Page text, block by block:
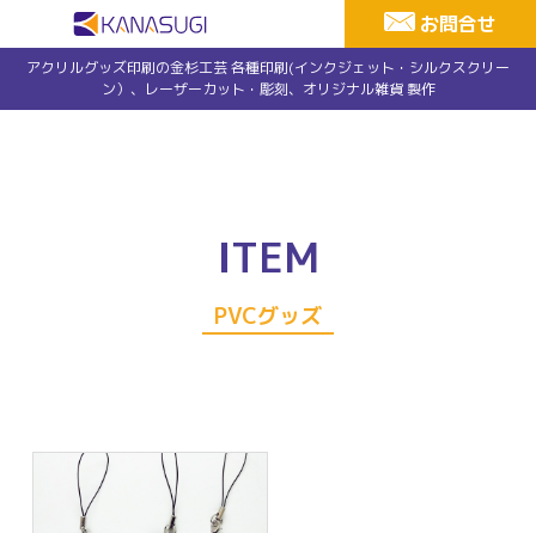
お問合せ
アクリルグッズ印刷の金杉工芸 各種印刷(インクジェット・シルクスクリー
ン）、レーザーカット・彫刻、オリジナル雑貨 製作
ITEM
PVCグッズ